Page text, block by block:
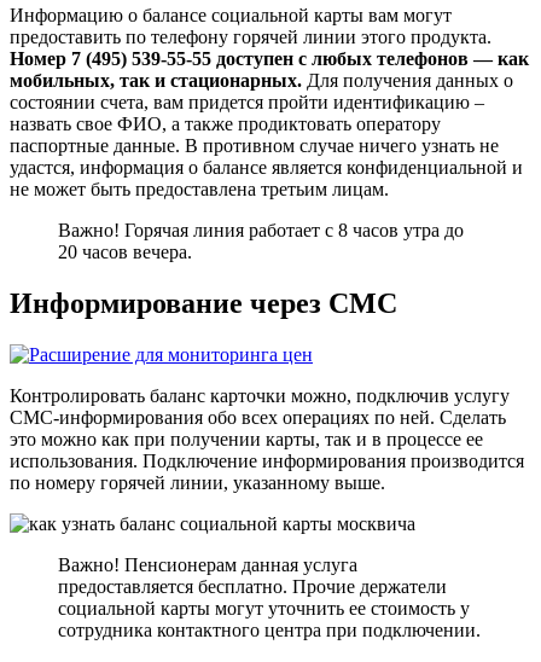
Информацию о балансе социальной карты вам могут
предоставить по телефону горячей линии этого продукта.
Номер 7 (495) 539-55-55 доступен с любых телефонов — как
мобильных, так и стационарных. Для получения данных о
состоянии счета, вам придется пройти идентификацию –
назвать свое ФИО, а также продиктовать оператору
паспортные данные. В противном случае ничего узнать не
удастся, информация о балансе является конфиденциальной и
не может быть предоставлена третьим лицам.
Важно! Горячая линия работает с 8 часов утра до
20 часов вечера.
Информирование через СМС
Контролировать баланс карточки можно, подключив услугу
СМС-информирования обо всех операциях по ней. Сделать
это можно как при получении карты, так и в процессе ее
использования. Подключение информирования производится
по номеру горячей линии, указанному выше.
Важно! Пенсионерам данная услуга
предоставляется бесплатно. Прочие держатели
социальной карты могут уточнить ее стоимость у
сотрудника контактного центра при подключении.